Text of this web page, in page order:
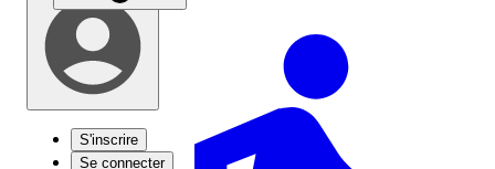
S'inscrire
Se connecter